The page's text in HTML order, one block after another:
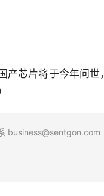
产芯片将于今年问世
business@sentgon.com